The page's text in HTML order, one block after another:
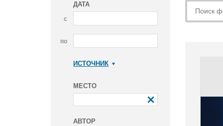
ДАТА
с
по
ИСТОЧНИК
МЕСТО
АВТОР